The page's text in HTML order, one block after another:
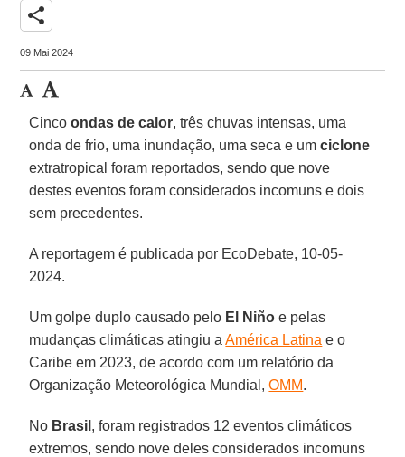
share
09 Mai 2024
Cincoondas de calor, três chuvas intensas, uma
onda de frio, uma inundação, uma seca e umciclone
extratropical foram reportados, sendo que nove
destes eventos foram considerados incomuns e dois
sem precedentes.
A reportagem é publicada por EcoDebate, 10-05-
2024.
Um golpe duplo causado pelo El Niño e pelas
mudanças climáticas atingiu aAmérica Latina e o
Caribe em 2023, de acordo com um relatório da
Organização Meteorológica Mundial,OMM.
No Brasil , foram registrados 12 eventos climáticos
extremos, sendo nove deles considerados incomuns